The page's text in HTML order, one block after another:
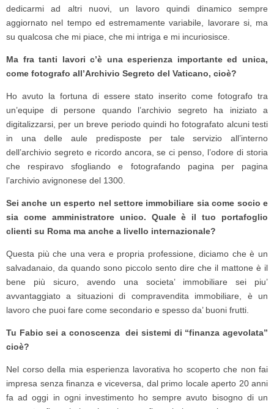
dedicarmi ad altri nuovi, un lavoro quindi dinamico sempre
aggiornato nel tempo ed estremamente variabile, lavorare si, ma
su qualcosa che mi piace, che mi intriga e mi incuriosisce.
Ma fra tanti lavori c’è una esperienza importante ed unica,
come fotografo all’Archivio Segreto del Vaticano, cioè?
Ho avuto la fortuna di essere stato inserito come fotografo tra
un’equipe di persone quando l’archivio segreto ha iniziato a
digitalizzarsi, per un breve periodo quindi ho fotografato alcuni testi
in una delle aule predisposte per tale servizio all’interno
dell’archivio segreto e ricordo ancora, se ci penso, l’odore di storia
che respiravo sfogliando e fotografando pagina per pagina
l’archivio avignonese del 1300.
Sei anche un esperto nel settore immobiliare sia come socio e
sia come amministratore unico. Quale è il tuo portafoglio
clienti su Roma ma anche a livello internazionale?
Questa più che una vera e propria professione, diciamo che è un
salvadanaio, da quando sono piccolo sento dire che il mattone è il
bene più sicuro, avendo una societa’ immobiliare sei piu’
avvantaggiato a situazioni di compravendita immobiliare, è un
lavoro che puoi fare come secondario e spesso da’ buoni frutti.
Tu Fabio sei a conoscenza dei sistemi di “finanza agevolata”
cioè?
Nel corso della mia esperienza lavorativa ho scoperto che non fai
impresa senza finanza e viceversa, dal primo locale aperto 20 anni
fa ad oggi in ogni investimento ho sempre avuto bisogno di un